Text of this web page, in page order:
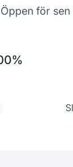
Öppen för sen